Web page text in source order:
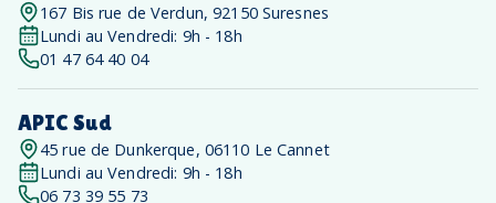
167 Bis rue de Verdun, 92150 Suresnes
Lundi au Vendredi: 9h - 18h
01 47 64 40 04
APIC Sud
45 rue de Dunkerque, 06110 Le Cannet
Lundi au Vendredi: 9h - 18h
06 73 39 55 73